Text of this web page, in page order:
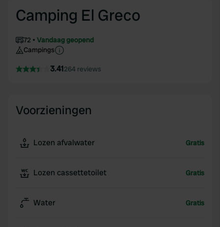
Camping El Greco
72
Vandaag geopend
Campings
3.41264 reviews
Voorzieningen
Lozen afvalwater Gratis
Lozen cassettetoilet Gratis
Water Gratis